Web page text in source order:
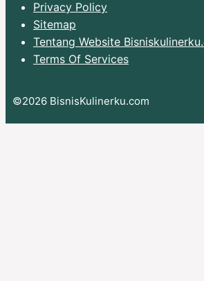
Privacy Policy
Sitemap
Tentang Website
Terms Of Services
©2026 BisnisKulinerku.com